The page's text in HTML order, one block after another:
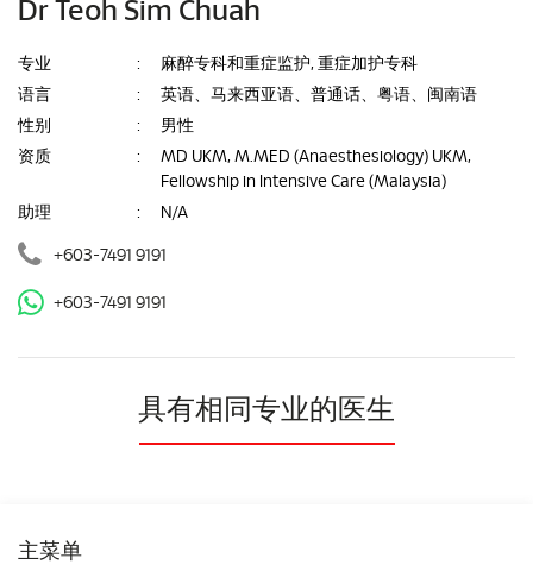
Dr Teoh Sim Chuah
专业 :
麻醉专科和重症监护, 重症加护专科
语言
:
英语、马来西亚语、普通话、粤语、闽南语
性别
:
男性
资质
:
MD UKM, M.MED (Anaesthesiology) UKM,
Fellowship in Intensive Care (Malaysia)
助理
: N/A
+603-7491 9191
+603-7491 9191
具有相同专业的医生
主菜单